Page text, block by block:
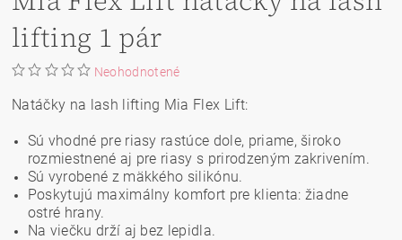
lifting 1 pár
Neohodnotené
Natáčky na lash lifting Mia Flex Lift:
Sú vhodné pre riasy rastúce dole, priame, široko
rozmiestnené aj pre riasy s prirodzeným zakrivením.
Sú vyrobené z mäkkého silikónu.
Poskytujú maximálny komfort pre klienta: žiadne
ostré hrany.
Na viečku drží aj bez lepidla.